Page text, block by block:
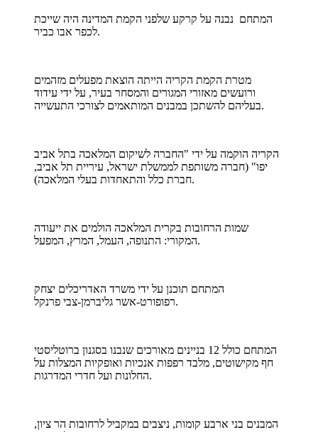
המתחם נבנה על קרקע שלפני הקמת המדינה היה שייכת
לכפר אבו כביר.
מטרת הקמת הקריה הייתה הוצאת מפעלים מזהמים
ורועשים מאזורי המגורים והמסחר בעיר, על ידי עידוד
בעליהם להשתכן במבנים המותאמים לצורכי התעשייה.
הקריה הוקמה על ידי "החברה לשיקום המלאכה בתל אביב
יפו" (חברה משותפת לממשלת ישראל, עיריית תל אביב,
חברת כלל והתאחדות בעלי המלאכה).
שמות הרחובות בקרית המלאכה הולמים את ייעודה
המקורי: התנופה, העמל, המרץ, המפעל.
המתחם תוכנן על ידי משרד האדריכלים יצחק
רפופורט-אשר גליברמן-צבי פרנקל.
המתחם כולל 12 בניינים מאורכים שנבנו בסגנון ברוטליסטי
חף מקישוטים, מלבד רפפות אנכיות ואופקיות המצלות על
החלונות ועל חדרי המדרגות.
המבנים בני ארבע קומות, ניצבים במקביל לרחובות הר ציון,